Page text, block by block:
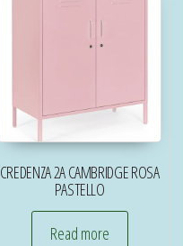
CREDENZA 2A CAMBRIDGE ROSA
PASTELLO
Read more